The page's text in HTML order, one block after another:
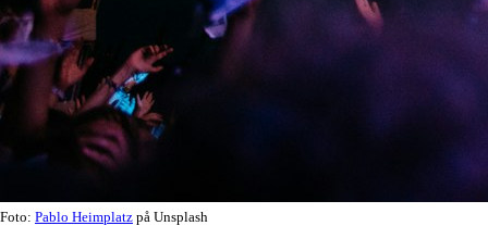
Foto: Pablo Heimplatz på Unsplash